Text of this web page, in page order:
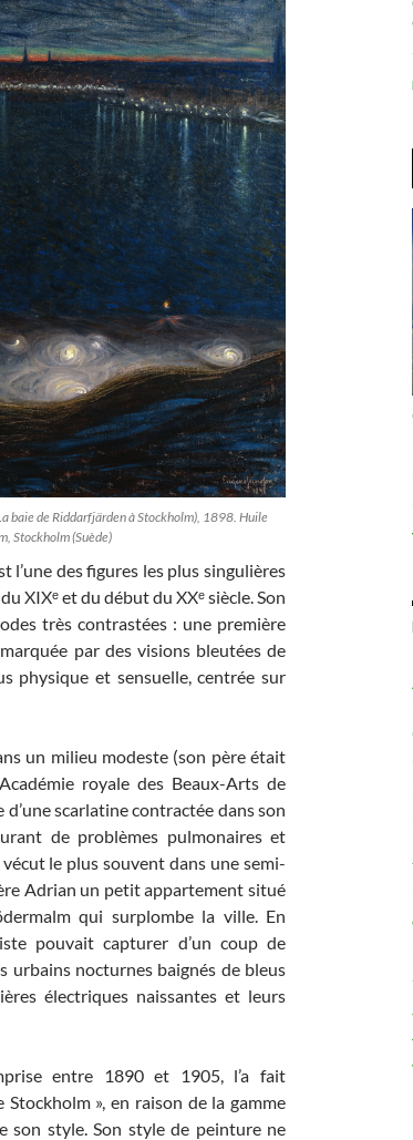
baie de Riddarfjärden à Stockholm), 1898. Huile
Stockholm (Suède)
l’une des figures les plus singulières
XIXᵉ et du début du XXᵉ siècle. Son
très contrastées : une première
par des visions bleutées de
physique et sensuelle, centrée sur
un milieu modeste (son père était
royale des Beaux-Arts de
d’une scarlatine contractée dans son
de problèmes pulmonaires et
le plus souvent dans une semi-
Adrian un petit appartement situé
qui surplombe la ville. En
pouvait capturer d’un coup de
urbains nocturnes baignés de bleus
électriques naissantes et leurs
entre 1890 et 1905, l’a fait
», en raison de la gamme
son style. Son style de peinture ne